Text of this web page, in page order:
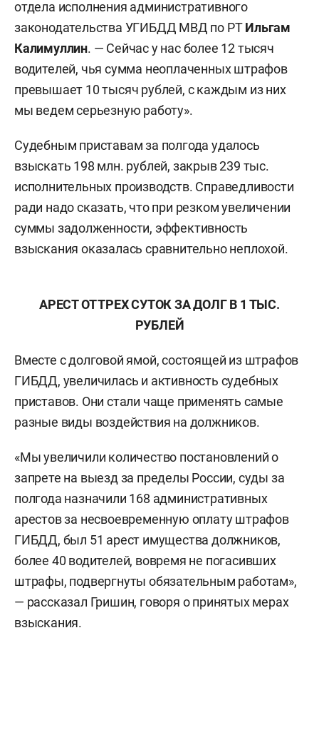
отдела исполнения административного
законодательства УГИБДД МВД по РТИльгам
Калимуллин. — Сейчас у нас более 12 тысяч
водителей, чья сумма неоплаченных штрафов
превышает 10 тысяч рублей, с каждым из них
мы ведем серьезную работу».
Судебным приставам за полгода удалось
взыскать 198 млн. рублей, закрыв 239 тыс.
исполнительных производств. Справедливости
ради надо сказать, что при резком увеличении
суммы задолженности, эффективность
взыскания оказалась сравнительно неплохой.
АРЕСТ ОТ ТРЕХ СУТОК ЗА ДОЛГ В 1 ТЫС.
РУБЛЕЙ
Вместе с долговой ямой, состоящей из штрафов
ГИБДД, увеличилась и активность судебных
приставов. Они стали чаще применять самые
разные виды воздействия на должников.
«Мы увеличили количество постановлений о
запрете на выезд за пределы России, суды за
полгода назначили 168 административных
арестов за несвоевременную оплату штрафов
ГИБДД, был 51 арест имущества должников,
более 40 водителей, вовремя не погасивших
штрафы, подвергнуты обязательным работам»,
— рассказал Гришин, говоря о принятых мерах
взыскания.